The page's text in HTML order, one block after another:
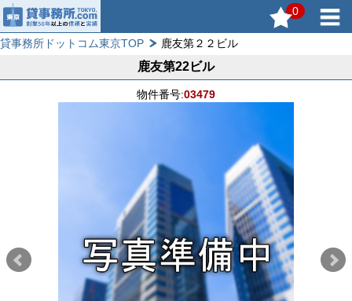
0
貸事務所ドットコム東京TOP 鹿友第２２ビル
鹿友第22ビル
物件番号:03479